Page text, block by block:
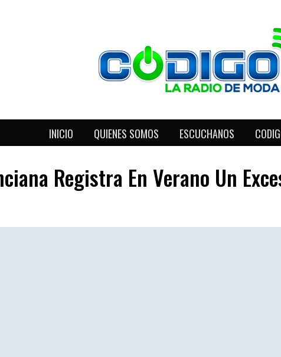
INICIO QUIENES SOMOS ESCUCHANOS
Registra En Verano Un